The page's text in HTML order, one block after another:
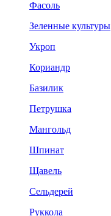
Фасоль
Зеленные культуры
Укроп
Кориандр
Базилик
Петрушка
Мангольд
Шпинат
Щавель
Сельдерей
Руккола